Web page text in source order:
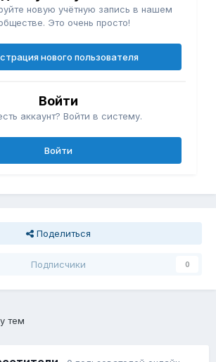
новую учётную запись в нашем
Это очень просто!
нового пользователя
Войти
аккаунт? Войти в систему.
Войти
Поделиться
Подписчики 0
тем